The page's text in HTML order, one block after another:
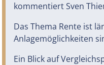
kommentiert Sven
Das Thema Rente ist
Anlagemöglichkeiten
Ein Blick auf